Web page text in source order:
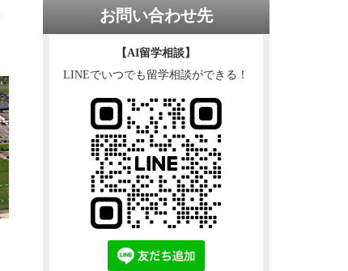
お問い合わせ先
【AI留学相談】
LINEでいつでも留学相談ができる！